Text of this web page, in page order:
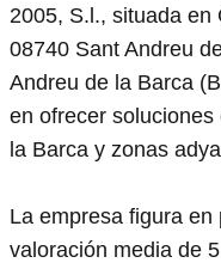
2005, S.l., situada en
08740 Sant Andreu
Andreu de la Barca
en ofrecer
la Barca y zonas
La empresa figura
valoración media de